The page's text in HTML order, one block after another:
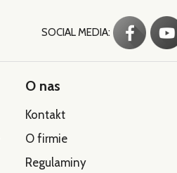
SOCIAL MEDIA:
O nas
Kontakt
O firmie
Regulaminy